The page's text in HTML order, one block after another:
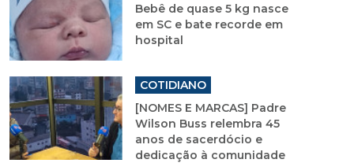
Bebê de quase 5 kg nasce
em SC e bate recorde em
hospital
COTIDIANO
[NOMES E MARCAS] Padre
Wilson Buss relembra 45
anos de sacerdócio e
dedicação à comunidade